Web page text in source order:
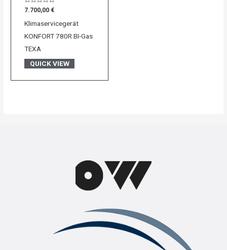
Bewertet
mit
von
7.700,00 €
Klimaservicegerät
KONFORT 780R BI-Gas
TEXA
QUICK VIEW